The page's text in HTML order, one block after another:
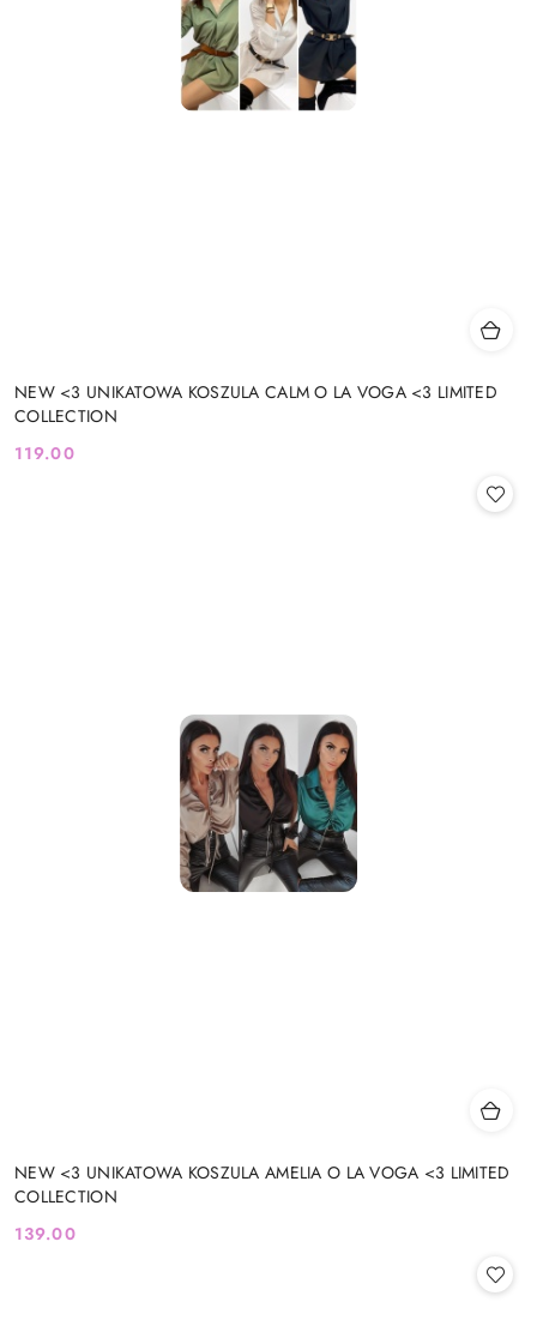
NEW <3 UNIKATOWA KOSZULA CALM O LA VOGA <3 LIMITED
COLLECTION
Cena:
119.00
NEW <3 UNIKATOWA KOSZULA AMELIA O LA VOGA <3 LIMITED
COLLECTION
Cena:
139.00